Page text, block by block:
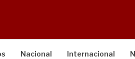
Nacional Internacional